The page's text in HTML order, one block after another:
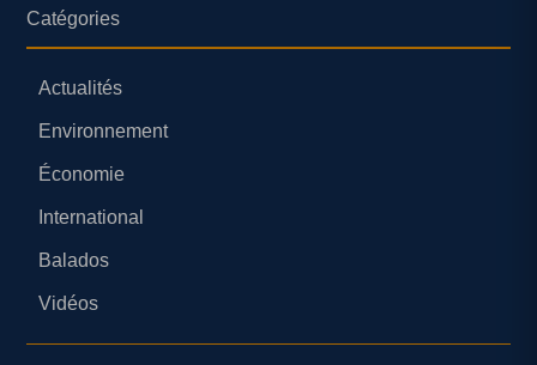
Catégories
Actualités
Environnement
Économie
International
Balados
Vidéos